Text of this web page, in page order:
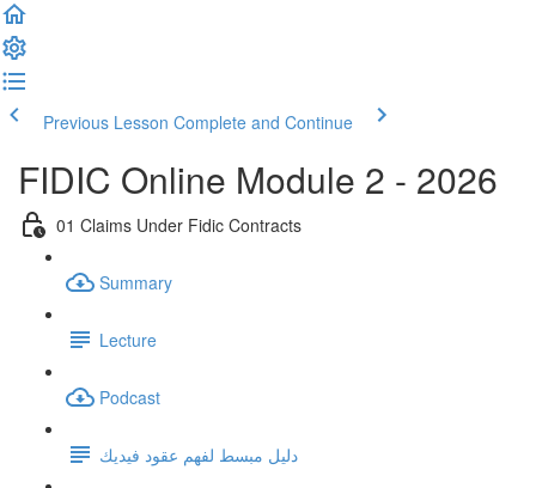
Previous Lesson Complete and Continue
FIDIC Online Module 2 - 2026
01 Claims Under Fidic Contracts
Summary
Lecture
Podcast
دليل مبسط لفهم عقود فيديك